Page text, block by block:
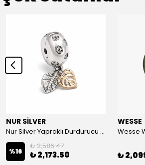
NUR SİLVER
Nur Silver Yapraklı Durdurucu Gümüş Charm - NUR-CM00501
%16
₺ 2,586.47
₺ 2,173.50
WESSE
Wesse
₺